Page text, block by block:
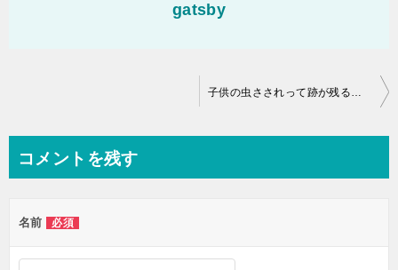
gatsby
ビ
ー
シ
子供の虫さされって跡が残る？ケアの方法は？
コメントを残す
名前 必須